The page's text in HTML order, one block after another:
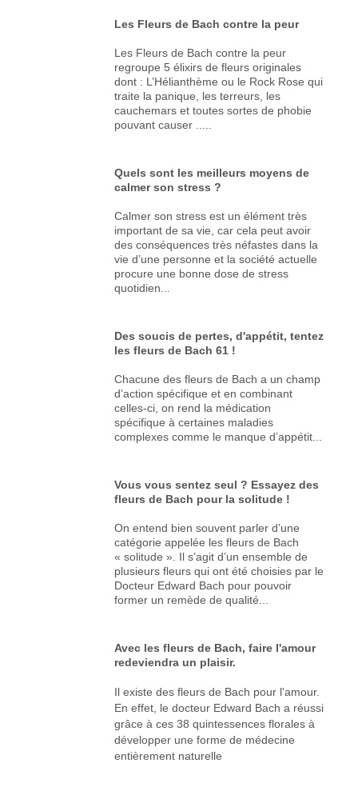
Les Fleurs de Bach contre la peur
Les Fleurs de Bach contre la peur
regroupe 5 élixirs de fleurs originales
dont : L’Hélianthème ou le Rock Rose qui
traite la panique, les terreurs, les
cauchemars et toutes sortes de phobie
pouvant causer .....
Quels sont les meilleurs moyens de
calmer son stress ?
Calmer son stress est un élément très
important de sa vie, car cela peut avoir
des conséquences très néfastes dans la
vie d’une personne et la société actuelle
procure une bonne dose de stress
quotidien...
Des soucis de pertes, d'appétit, tentez
les fleurs de Bach 61 !
Chacune des fleurs de Bach a un champ
d’action spécifique et en combinant
celles-ci, on rend la médication
spécifique à certaines maladies
complexes comme le manque d’appétit...
Vous vous sentez seul ? Essayez des
fleurs de Bach pour la solitude !
On entend bien souvent parler d’une
catégorie appelée les fleurs de Bach
« solitude ». Il s’agit d’un ensemble de
plusieurs fleurs qui ont été choisies par le
Docteur Edward Bach pour pouvoir
former un remède de qualité...
Avec les fleurs de Bach, faire l'amour
redeviendra un plaisir.
Il existe des fleurs de Bach pour l'amour.
En effet, le docteur Edward Bach a réussi
grâce à ces 38 quintessences florales à
développer une forme de médecine
entièrement naturelle